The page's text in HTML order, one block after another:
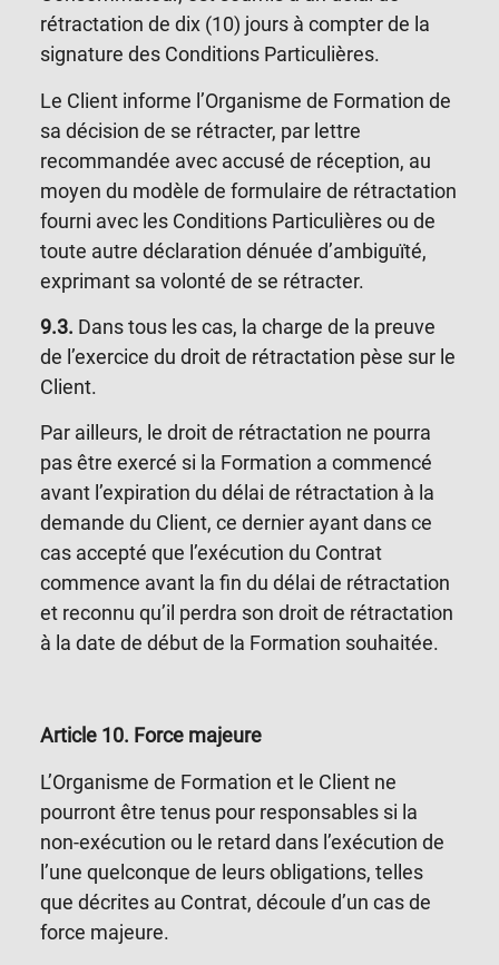
rétractation de dix (10) jours à compter de la
signature des Conditions Particulières.
Le Client informe l’Organisme de Formation de
sa décision de se rétracter, par lettre
recommandée avec accusé de réception, au
moyen du modèle de formulaire de rétractation
fourni avec les Conditions Particulières ou de
toute autre déclaration dénuée d’ambiguïté,
exprimant sa volonté de se rétracter.
9.3. Dans tous les cas, la charge de la preuve
de l’exercice du droit de rétractation pèse sur le
Client.
Par ailleurs, le droit de rétractation ne pourra
pas être exercé si la Formation a commencé
avant l’expiration du délai de rétractation à la
demande du Client, ce dernier ayant dans ce
cas accepté que l’exécution du Contrat
commence avant la fin du délai de rétractation
et reconnu qu’il perdra son droit de rétractation
à la date de début de la Formation souhaitée.
Article 10. Force majeure
L’Organisme de Formation et le Client ne
pourront être tenus pour responsables si la
non-exécution ou le retard dans l’exécution de
l’une quelconque de leurs obligations, telles
que décrites au Contrat, découle d’un cas de
force majeure.